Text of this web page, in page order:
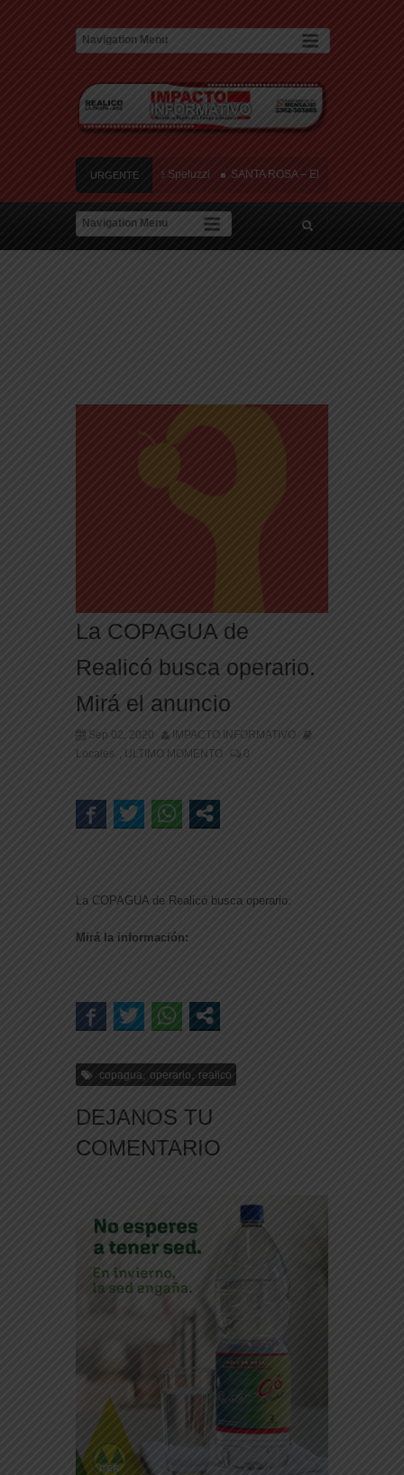
URGENTE
y tres heridos cerca de Speluzzi SANTA ROSA – El municipio plantó
en contra de la «Ley de Tierras» River lo descartó y el pibe Jaime brilla en
La COPAGUA de
Realicó busca operario.
Mirá el anuncio
Sep 02, 2020
IMPACTO INFORMATIVO
Locales
ULTIMO MOMENTO 0
La COPAGUA de Realicó busca operario.
Mirá la información:
copagua, operario, realico
DEJANOS TU
COMENTARIO